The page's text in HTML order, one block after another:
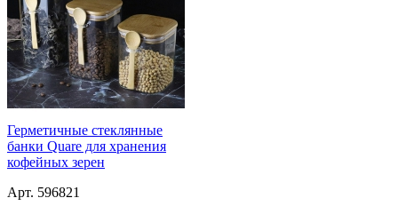
Герметичные стеклянные
банки Quare для хранения
кофейных зерен
Арт. 596821